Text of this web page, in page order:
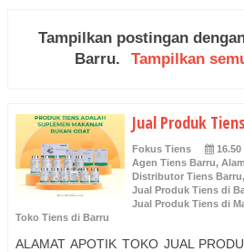
Tampilkan postingan
Barru. Tampilkan
Jual Produk
Fokus Tiens 16.50
Agen Tiens Barru,
Distributor Tiens Barru,
Jual Produk Tiens di
Jual Produk Tiens di
Toko Tiens di Barru
ALAMAT APOTIK TOKO JUAL